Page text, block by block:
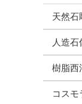
天然石
人造石
樹脂西
コスモ